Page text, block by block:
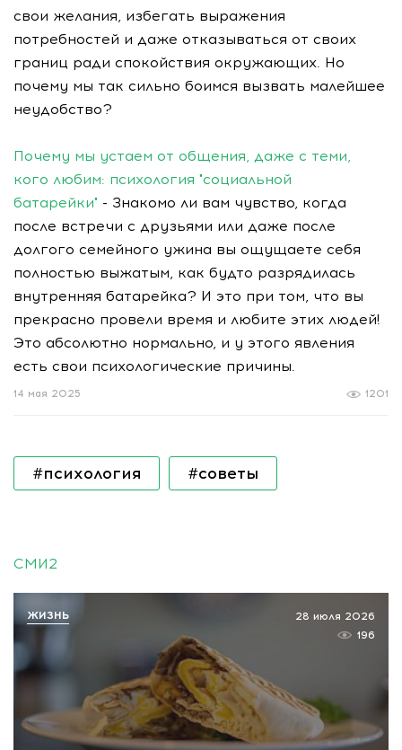
свои желания, избегать выражения
потребностей и даже отказываться от своих
границ ради спокойствия окружающих. Но
почему мы так сильно боимся вызвать малейшее
неудобство?
Почему мы устаем от общения, даже с теми,
кого любим: психология "социальной
батарейки" - Знакомо ли вам чувство, когда
после встречи с друзьями или даже после
долгого семейного ужина вы ощущаете себя
полностью выжатым, как будто разрядилась
внутренняя батарейка? И это при том, что вы
прекрасно провели время и любите этих людей!
Это абсолютно нормально, и у этого явления
есть свои психологические причины.
1201
14 мая 2025
#психология #советы
СМИ2
28 июля 2026
196
ЖИЗНЬ